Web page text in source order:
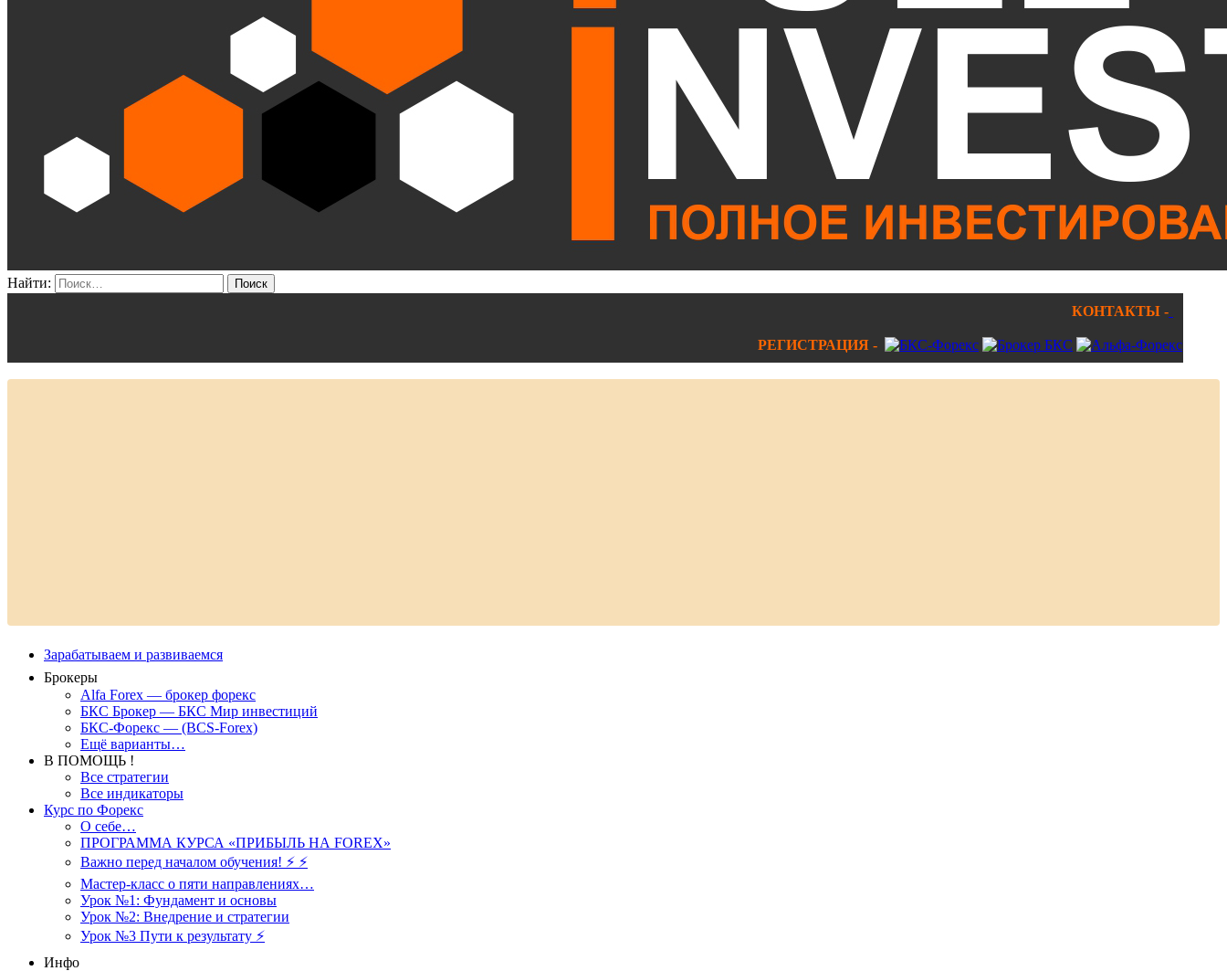
Найти:
КОНТАКТЫ -
РЕГИСТРАЦИЯ -
Зарабатываем и развиваемся
Брокеры
Alfa Forex — брокер форекс
БКС Брокер — БКС Мир инвестиций
БКС-Форекс — (BCS-Forex)
Ещё варианты…
В ПОМОЩЬ !
Все стратегии
Все индикаторы
Курс по Форекс
О себе…
ПРОГРАММА КУРСА «ПРИБЫЛЬ НА FOREX»
Важно перед началом обучения! ⚡ ⚡
Мастер-класс о пяти направлениях…
Урок №1: Фундамент и основы
Урок №2: Внедрение и стратегии
Урок №3 Пути к результату ⚡️
Инфо